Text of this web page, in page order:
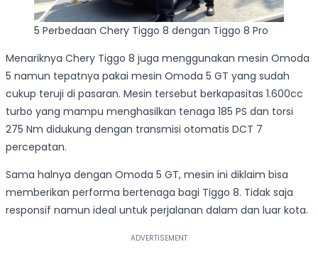
5 Perbedaan Chery Tiggo 8 dengan Tiggo 8 Pro
Menariknya Chery Tiggo 8 juga menggunakan mesin Omoda
5 namun tepatnya pakai mesin Omoda 5 GT yang sudah
cukup teruji di pasaran. Mesin tersebut berkapasitas 1.600cc
turbo yang mampu menghasilkan tenaga 185 PS dan torsi
275 Nm didukung dengan transmisi otomatis DCT 7
percepatan.
Sama halnya dengan Omoda 5 GT, mesin ini diklaim bisa
memberikan performa bertenaga bagi Tiggo 8. Tidak saja
responsif namun ideal untuk perjalanan dalam dan luar kota.